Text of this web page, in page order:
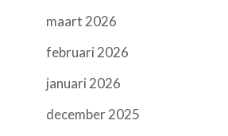
maart 2026
februari 2026
januari 2026
december 2025